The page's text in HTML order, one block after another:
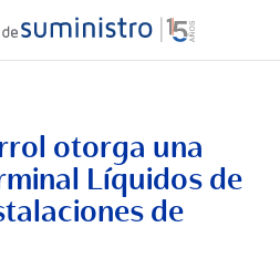
otorga una
Líquidos de
de